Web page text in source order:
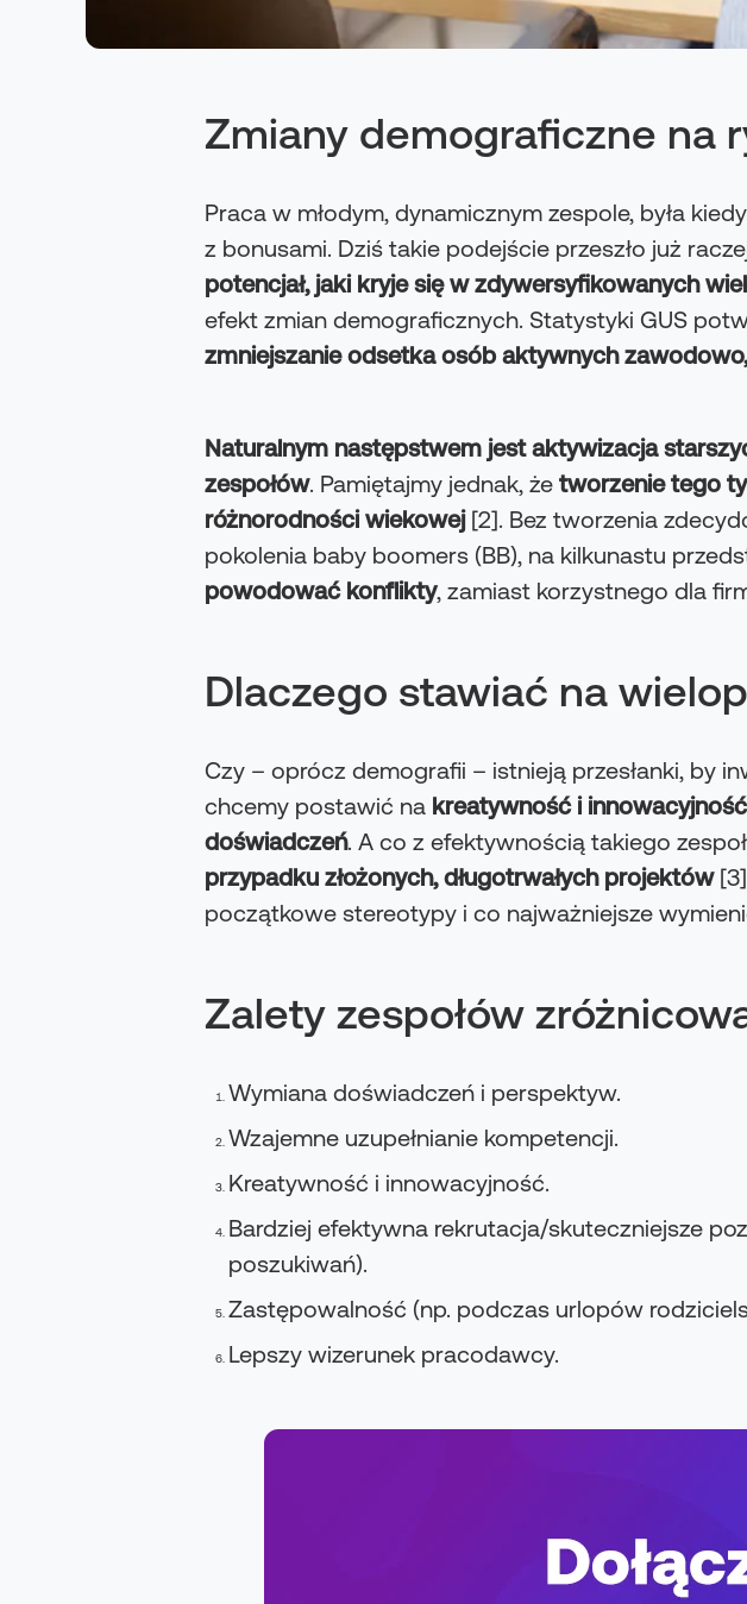
Zmiany demograficzne na
Praca w młodym, dynamicznym zespole, była
z bonusami. Dziś takie podejście przeszło już
potencjał, jaki kryje się w zdywersyfikowanych
efekt zmian demograficznych. Statystyki GUS
zmniejszanie odsetka osób aktywnych
Naturalnym następstwem jest aktywizacja
zespołów. Pamiętajmy jednak, że tworzenie tego
różnorodności wiekowej [2]. Bez tworzenia
pokolenia baby boomers (BB), na kilkunastu
powodować konflikty, zamiast korzystnego dla
Dlaczego stawiać na
Czy – oprócz demografii – istnieją przesłanki, by
chcemy postawić na kreatywność i
doświadczeń. A co z efektywnością takiego
przypadku złożonych, długotrwałych projektów
początkowe stereotypy i co najważniejsze
Zalety zespołów
Wymiana doświadczeń i perspektyw.
Wzajemne uzupełnianie kompetencji.
Kreatywność i innowacyjność.
Bardziej efektywna rekrutacja/skuteczniejsze
poszukiwań).
Zastępowalność (np. podczas urlopów
Lepszy wizerunek pracodawcy.